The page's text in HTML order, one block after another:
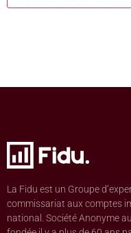
La Fidu est un Groupe
commissariat aux comptes
national. Société Anonyme